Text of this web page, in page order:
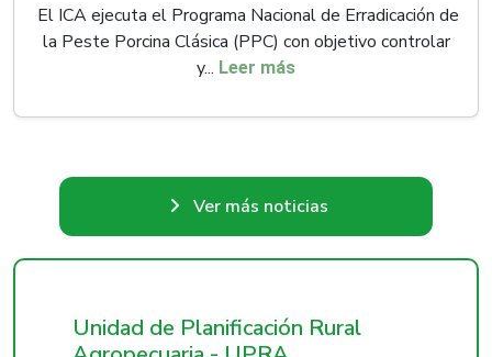
El ICA ejecuta el Programa Nacional de Erradicación de
la Peste Porcina Clásica (PPC) con objetivo controlar
y... Leer más
Ver más noticias
Unidad de Planificación Rural